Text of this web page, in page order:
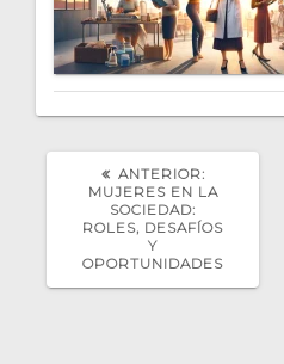
ANTERIOR:POST
ANTERIOR:
MUJERES EN LA
SOCIEDAD:
ROLES, DESAFÍOS
Y
OPORTUNIDADES